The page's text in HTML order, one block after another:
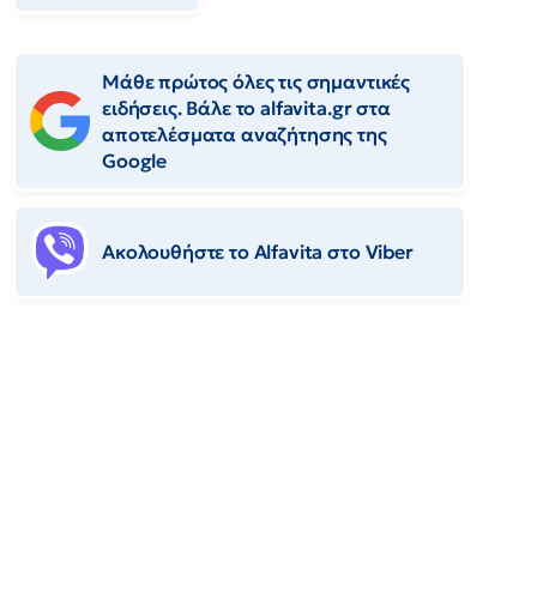
Μάθε πρώτος όλες τις σημαντικές
ειδήσεις. Βάλε το alfavita.gr στα
αποτελέσματα αναζήτησης της
Google
Ακολουθήστε το Αlfavita στο Viber